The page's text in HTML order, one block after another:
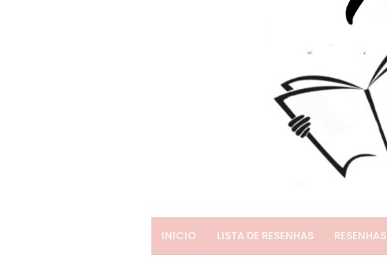
INICIO LISTA DE RESENHAS RESENHAS